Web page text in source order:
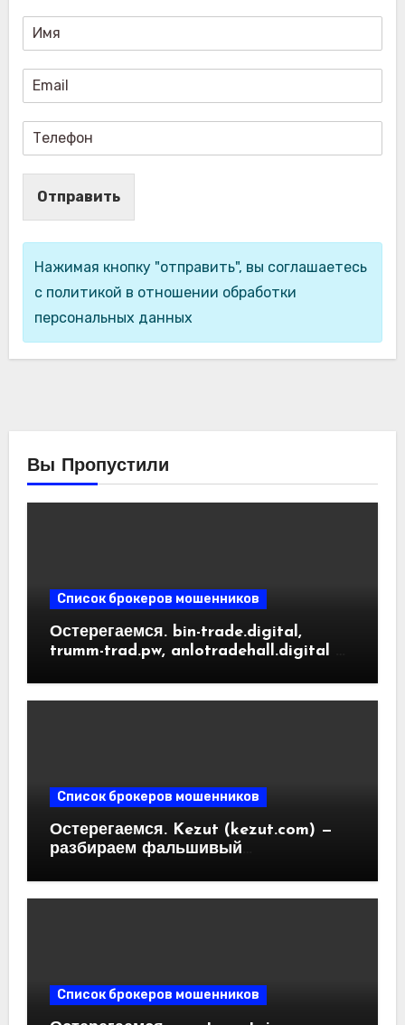
Отправить
Нажимая кнопку "отправить", вы соглашаетесь
с политикой в отношении обработки
персональных данных
Вы Пропустили
Список брокеров мошенников
Остерегаемся. bin-trade.digital,
trumm-trad.pw, anlotradehall.digital —
криптобирж. Как вернуть деньги.
Список брокеров мошенников
Остерегаемся. Kezut (kezut.com) —
разбираем фальшивый
Список брокеров мошенников